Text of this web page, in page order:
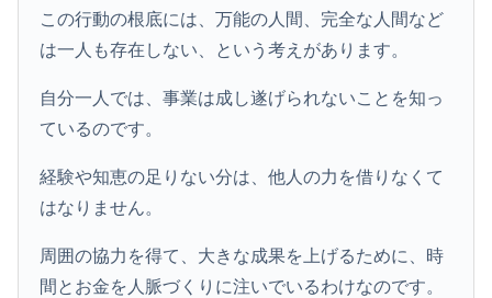
この行動の根底には、万能の人間、完全な人間など
は一人も存在しない、という考えがあります。
自分一人では、事業は成し遂げられないことを知っ
ているのです。
経験や知恵の足りない分は、他人の力を借りなくて
はなりません。
周囲の協力を得て、大きな成果を上げるために、時
間とお金を人脈づくりに注いでいるわけなのです。